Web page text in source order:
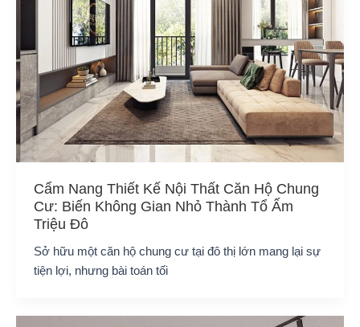
Cẩm Nang Thiết Kế Nội Thất Căn Hộ Chung
Cư: Biến Không Gian Nhỏ Thành Tổ Ấm
Triệu Đô
Sở hữu một căn hộ chung cư tại đô thị lớn mang lại sự
tiện lợi, nhưng bài toán tối